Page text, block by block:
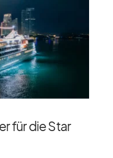
für die Star